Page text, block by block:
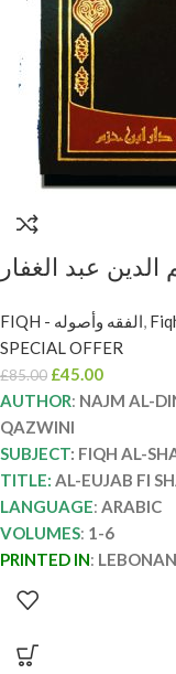
عبد الغفار
LLUBABFIQH - الفقه وأصوله
SPECIAL OFFER
£85.00 £45.00
AUTHOR: NAJM AL-
QAZWINI
SUBJECT: FIQH AL-
TITLE: AL-EUJAB FI
LANGUAGE: ARABIC
VOLUMES: 1-6
PRINTED IN: